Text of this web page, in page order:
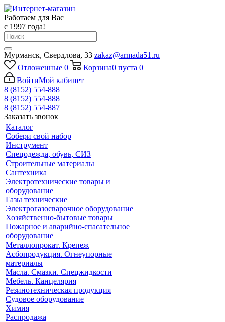
Работаем для Вас
с 1997 года!
Мурманск, Свердлова, 33 zakaz@armada51.ru
Отложенные 0 Корзина0 пуста 0
ВойтиМой кабинет
8 (8152) 554-888
8 (8152) 554-888
8 (8152) 554-887
Заказать звонок
Каталог
Собери свой набор
Инструмент
Спецодежда, обувь, СИЗ
Строительные материалы
Сантехника
Электротехнические товары и
оборудование
Газы технические
Электрогазосварочное оборудование
Хозяйственно-бытовые товары
Пожарное и аварийно-спасательное
оборудование
Металлопрокат. Крепеж
Асбопродукция. Огнеупорные
материалы
Масла. Смазки. Спецжидкости
Мебель. Канцелярия
Резинотехническая продукция
Судовое оборудование
Химия
Распродажа